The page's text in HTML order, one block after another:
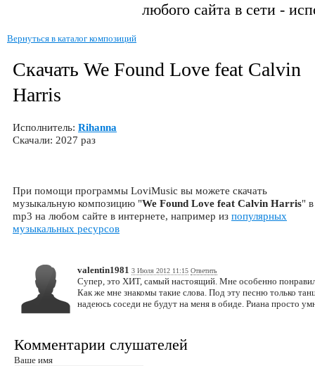
любого сайта в сети -
Вернуться в каталог композиций
Скачать We Found Love feat Calvin
Harris
Исполнитель: Rihanna
Скачали: 2027 раз
При помощи программы LoviMusic вы можете скачать
музыкальную композицию "We Found Love feat Calvin Harris" в
mp3 на любом сайте в интернете, например из популярных
музыкальных ресурсов
valentin1981 3 Июля 2012 11:15 Ответить
Супер, это ХИТ, самый настоящий. Мне особенно
Как же мне знакомы такие слова. Под эту песню только
надеюсь соседи не будут на меня в обиде. Риана просто
Комментарии слушателей
Ваше имя